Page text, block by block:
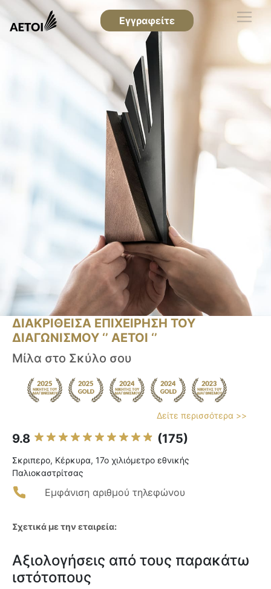
Εγγραφείτε
ΔΙΑΚΡΙΘΕΙΣΑ ΕΠΙΧΕΙΡΗΣΗ ΤΟΥ
ΔΙΑΓΩΝΙΣΜΟΥ ‘’ ΑΕΤΟΙ ‘’
Μίλα στο Σκύλο σου
Δείτε περισσότερα >>
9.8 (175)
Σκριπερο, Κέρκυρα, 17ο χιλιόμετρο εθνικής
Παλιοκαστρίτσας
Εμφάνιση αριθμού τηλεφώνου
Σχετικά με την εταιρεία:
Αξιολογήσεις από τους παρακάτω
ιστότοπους